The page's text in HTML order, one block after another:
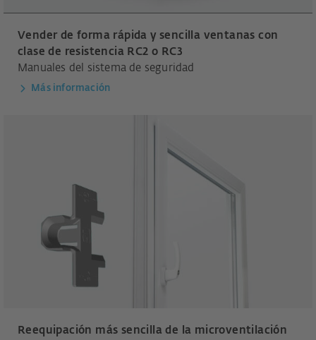
Vender de forma rápida y sencilla ventanas con
clase de resistencia RC2 o RC3
Manuales del sistema de seguridad
Más información
Reequipación más sencilla de la microventilación